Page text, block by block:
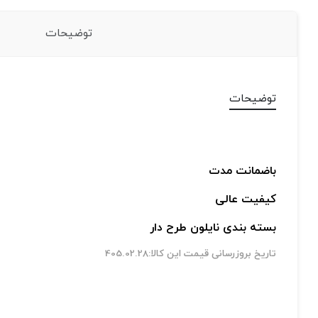
توضیحات
توضیحات
باضمانت مدت
کیفیت عالی
بسته بندی نایلون طرح دار
تاریخ بروزرسانی قیمت این کالا:405.02.28